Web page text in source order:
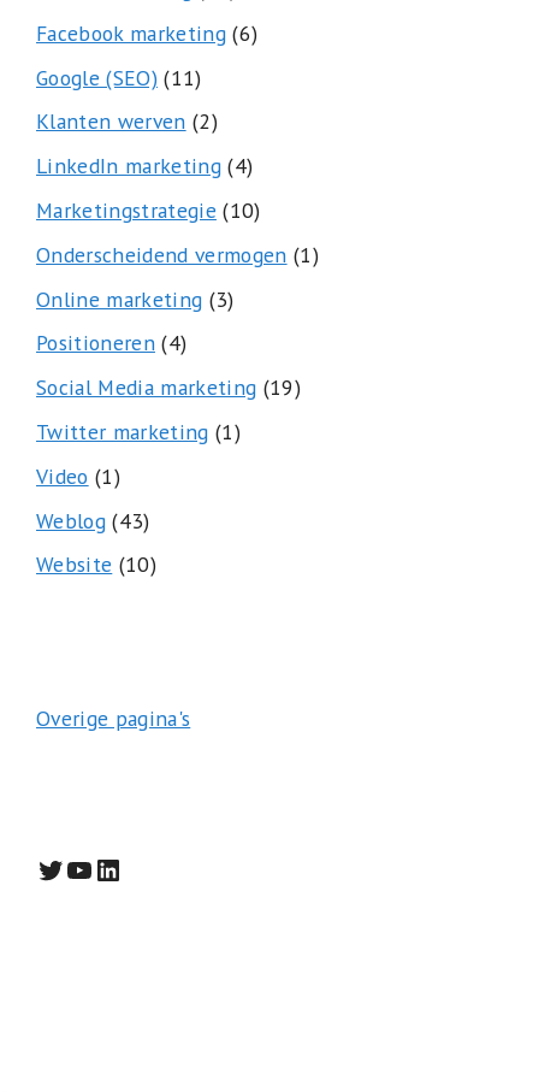
Facebook marketing(6)
Google (SEO)(11)
Klanten werven (2)
LinkedIn marketing(4)
Marketingstrategie (10)
Onderscheidend vermogen (1)
Online marketing (3)
Positioneren(4)
Social Media marketing (19)
Twitter marketing (1)
Video (1)
Weblog(43)
Website (10)
Overige pagina's
Twitter
YouTube
LinkedIn